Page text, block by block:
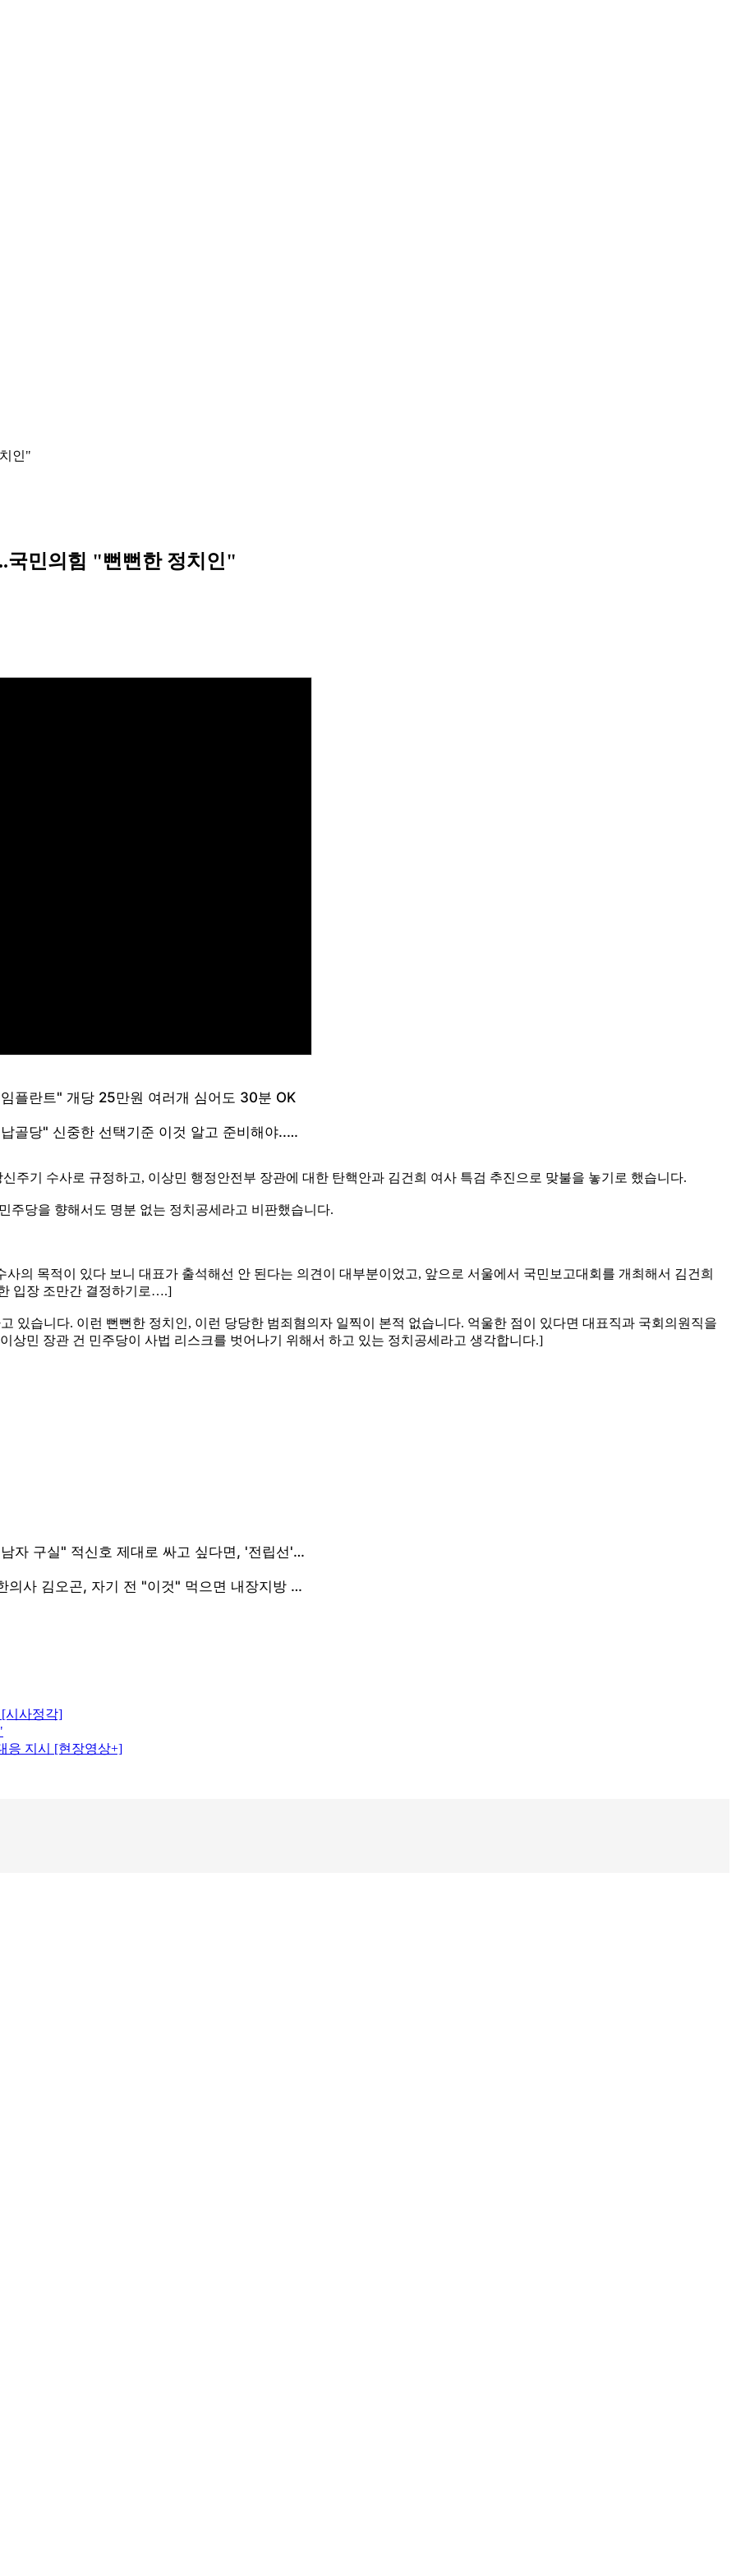
인"
국민의힘 "뻔뻔한 정치인"
주기 수사로 규정하고, 이상민 행정안전부 장관에 대한 탄핵안과 김건희 여사 특검 추진으로 맞불을 놓기로 했습니다.
주당을 향해서도 명분 없는 정치공세라고 비판했습니다.
의 목적이 있다 보니 대표가 출석해선 안 된다는 의견이 대부분이었고, 앞으로 서울에서 국민보고대회를 개최해서 김건희
입장 조만간 결정하기로….]
있습니다. 이런 뻔뻔한 정치인, 이런 당당한 범죄혐의자 일찍이 본적 없습니다. 억울한 점이 있다면 대표직과 국회의원직을
상민 장관 건 민주당이 사법 리스크를 벗어나기 위해서 하고 있는 정치공세라고 생각합니다.]
시사정각]
응 지시 [현장영상+]